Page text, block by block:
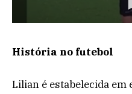
História no futebol
Lilian é estabelecida em